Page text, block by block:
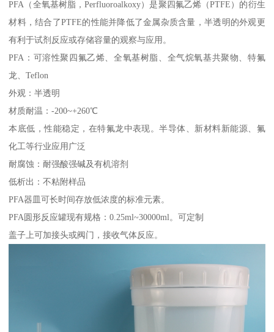
PFA（全氧基树脂，Perfluoroalkoxy）是聚四氟乙烯（PTFE）的衍生
材料，结合了PTFE的性能并降低了金属杂质含量，半透明的外观更
有利于试剂反应或存储容量的观察与应用。
PFA：可溶性聚四氟乙烯、全氧基树脂、全气烷氧基共聚物、特氟
龙、Teflon
外观：半透明
材质耐温：-200~+260℃
本底低，性能稳定，在特氟龙中表现。半导体、新材料新能源、氟
化工等行业应用广泛
耐腐蚀：耐强酸强碱及有机溶剂
低析出：不粘附样品
PFA器皿可长时间存放低浓度的标准元素。
PFA圆形反应罐现有规格：0.25ml~30000ml。可定制
盖子上可加接头或阀门，接收气体反应。